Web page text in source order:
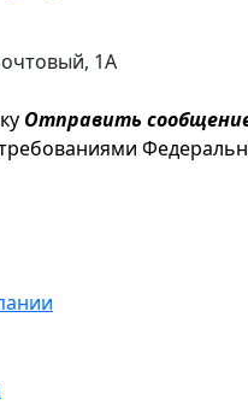
1А
Отправить
требованиями